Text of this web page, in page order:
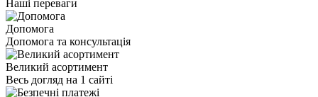
Наші переваги
Допомога
Допомога та консультація
Великий асортимент
Весь догляд на 1 сайті